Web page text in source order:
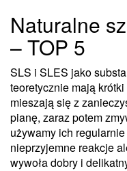
Naturalne
– TOP 5
SLS i SLES jako
teoretycznie mają
mieszają się z
pianę, zaraz potem
używamy ich
nieprzyjemne reakcje
wywoła dobry i